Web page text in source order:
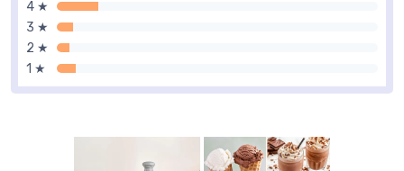
4 ★
3 ★
2 ★
1 ★